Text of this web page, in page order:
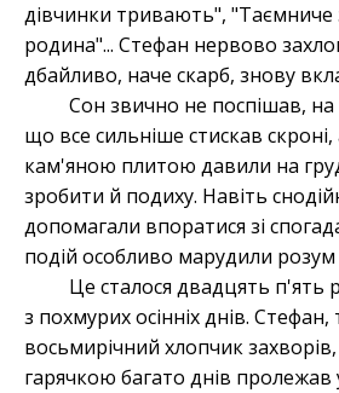
дівчинки тривають", "Таємниче
родина"... Стефан нервово
дбайливо, наче скарб, знову
Сон звично не поспішав, на
що все сильніше стискав
кам'яною плитою давили на
зробити й подиху. Навіть
допомагали впоратися зі
подій особливо марудили розум
Це сталося двадцять п'ять
з похмурих осінніх днів.
восьмирічний хлопчик
гарячкою багато днів пролежав